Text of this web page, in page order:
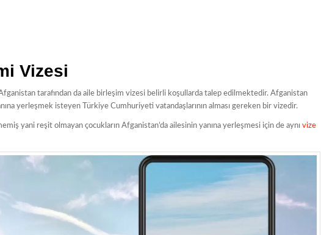
Vizesi
tarafından da aile birleşim vizesi belirli koşullarda talep edilmektedir. Afganistan
yerleşmek isteyen Türkiye Cumhuriyeti vatandaşlarının alması gereken bir vizedir.
yani reşit olmayan çocukların Afganistan’da ailesinin yanına yerleşmesi için de aynı vize